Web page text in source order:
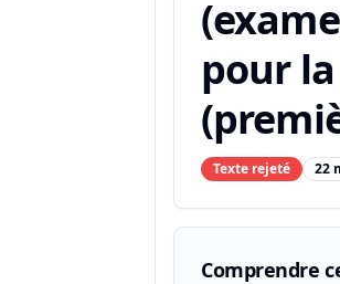
pour
Texte rejeté 22
Comprendre